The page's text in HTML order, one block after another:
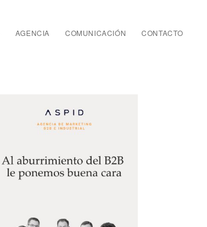
AGENCIA COMUNICACIÓN CONTACTO